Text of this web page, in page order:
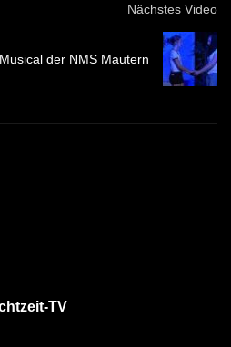
Nächstes Video
der NMS Mautern
TV